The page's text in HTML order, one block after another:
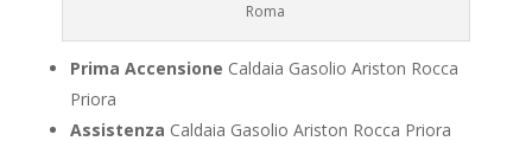
Roma
Prima Accensione Caldaia Gasolio Ariston Rocca
Priora
Assistenza Caldaia Gasolio Ariston Rocca Priora